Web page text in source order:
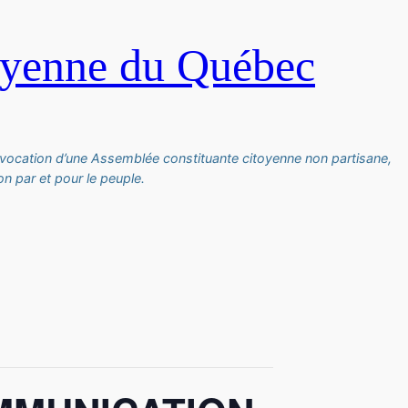
du Québec
d’une Assemblée constituante citoyenne non partisane,
par et pour le peuple.